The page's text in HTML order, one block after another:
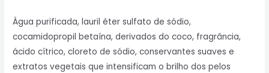
Água purificada, lauril éter sulfato de sódio,
cocamidopropil betaína, derivados do coco, fragrância,
ácido cítrico, cloreto de sódio, conservantes suaves e
extratos vegetais que intensificam o brilho dos pelos